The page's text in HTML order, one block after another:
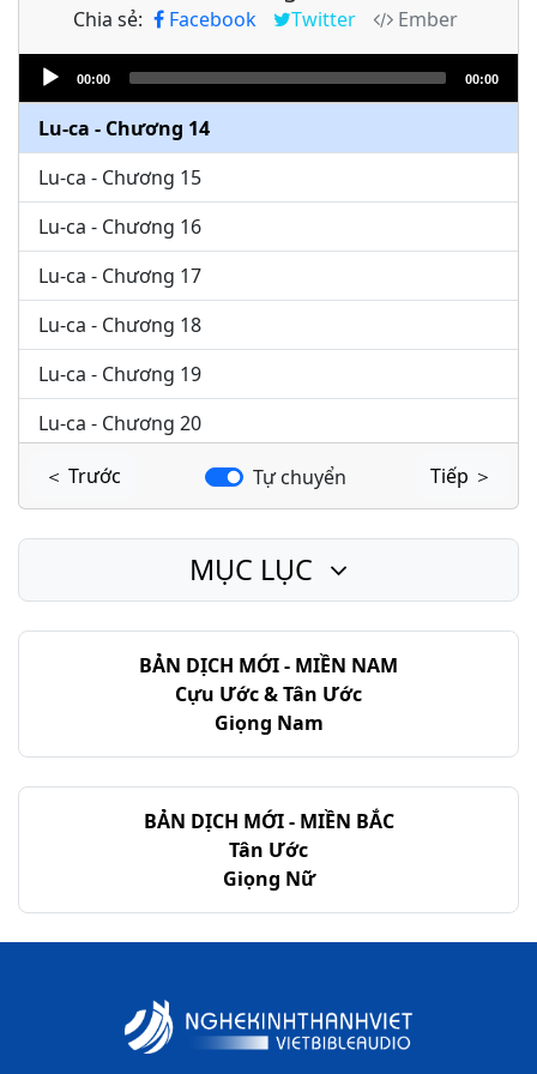
Chia sẻ: Facebook Twitter
Ember
Audio
Player
00:00 00:00
Lu-ca - Chương 12
Lu-ca - Chương 13
Lu-ca - Chương 14
Lu-ca - Chương 15
Lu-ca - Chương 16
Lu-ca - Chương 17
Lu-ca - Chương 18
Lu-ca - Chương 19
Lu-ca - Chương 20
Lu-ca - Chương 21
Lu-ca - Chương 23
＜ Trước Tự chuyển Tiếp ＞
BẢN DỊCH MỚI - MIỀN NAM
Cựu Ước & Tân Ước
Giọng Nam
BẢN DỊCH MỚI - MIỀN BẮC
Tân Ước
Giọng Nữ
MỤC LỤC